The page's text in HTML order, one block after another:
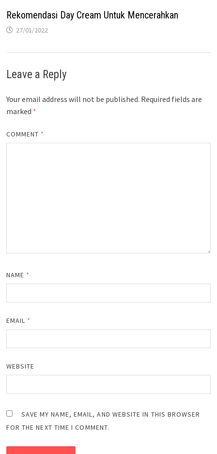
Rekomendasi Day Cream Untuk Mencerahkan
27/01/2022
Leave a Reply
Your email address will not be published. Required fields are
marked *
COMMENT *
NAME *
EMAIL *
WEBSITE
SAVE MY NAME, EMAIL, AND WEBSITE IN THIS BROWSER
FOR THE NEXT TIME I COMMENT.